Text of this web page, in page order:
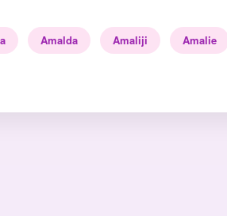
Amalda Amaliji Amalie